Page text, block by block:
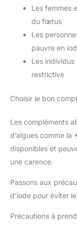
Les femmes
du fœtus
Les
pauvre en
Les
restrictive
Choisir le bon
Les compléments
d’algues comme
disponibles et
une carence.
Passons aux
d’iode pour éviter
Précautions à